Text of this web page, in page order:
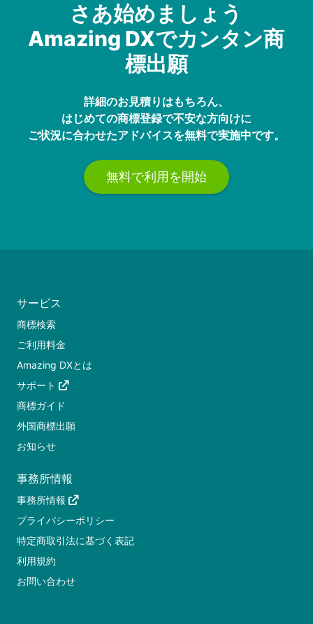
さあ始めましょう
Amazing DXでカンタン商
標出願
詳細のお見積りはもちろん、
はじめての商標登録で不安な方向けに
ご状況に合わせたアドバイスを無料で実施中です。
無料で利用を開始
サービス
商標検索
ご利用料金
Amazing DXとは
サポート
商標ガイド
外国商標出願
お知らせ
事務所情報
事務所情報
プライバシーポリシー
特定商取引法に基づく表記
利用規約
お問い合わせ